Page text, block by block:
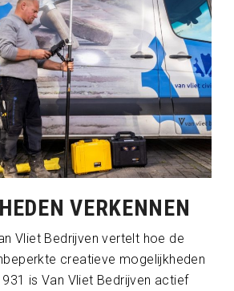
VERKENNEN
Vliet Bedrijven vertelt hoe de
creatieve mogelijkheden
is Van Vliet Bedrijven actief